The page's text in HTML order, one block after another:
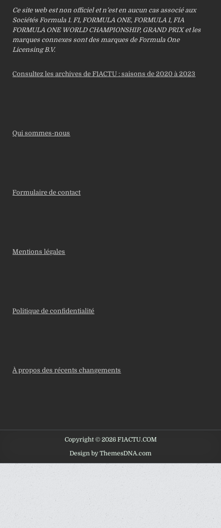
Ce site web est non officiel et n’est en aucun cas associé aux
Sociétés Formula 1. F1, FORMULA ONE, FORMULA 1, FIA
FORMULA ONE WORLD CHAMPIONSHIP, GRAND PRIX et les
marques connexes sont des marques de Formula One
Licensing B.V.
Consultez les archives de F1ACTU : saisons de 2020 à 2023
Qui sommes-nous
Formulaire de contact
Mentions légales
Politique de confidentialité
À propos des récents changements
Copyright © 2026 F1ACTU.COM
Design by ThemesDNA.com